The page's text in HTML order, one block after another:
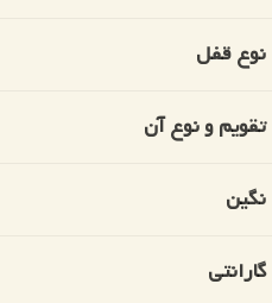
نوع قفل
تقویم و نوع آن
نگین
گارانتی